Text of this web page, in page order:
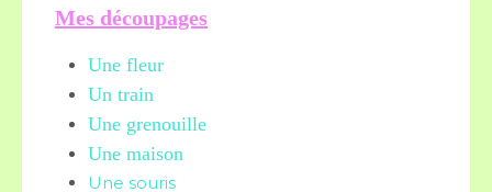
Mes découpages
Une fleur
Un train
Une grenouille
Une maison
Une souris